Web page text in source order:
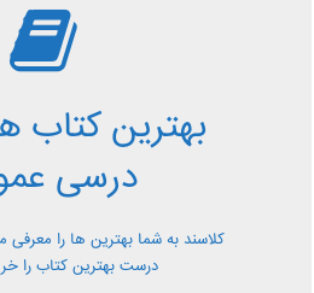
بهترین
درسی
کلاسند به شما بهترین ها را معرفی
درست بهترین کتاب را
بررسی بهترین
کمک درسی
معرفی کتاب های کمک درسی عمومی
رایگان از